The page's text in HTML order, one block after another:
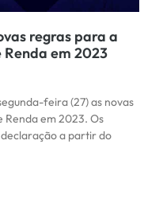
regras para a
em 2023
feira (27) as novas
em 2023. Os
a partir do